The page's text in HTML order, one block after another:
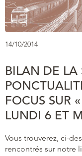
14/10/2014
BILAN DE LA
FOCUS SUR
LUNDI 6 ET
Vous trouverez, ci-
rencontrés sur notre